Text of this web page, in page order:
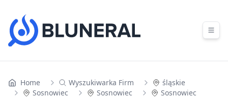
Home Wyszukiwarka Firm
śląskie
Sosnowiec
Sosnowiec Sosnowiec